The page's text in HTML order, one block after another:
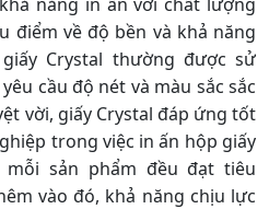
điểm về độ bền và khả năng
Crystal thường được sử
cầu độ nét và màu sắc sắc
vời, giấy Crystal đáp ứng tốt
trong việc in ấn hộp giấy
sản phẩm đều đạt tiêu
vào đó, khả năng chịu lực